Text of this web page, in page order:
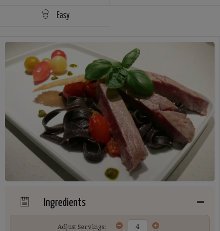
Easy
Ingredients
Adjust Servings: